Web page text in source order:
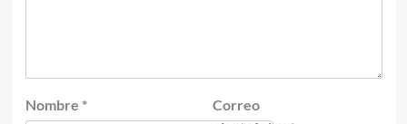
Nombre *
Correo